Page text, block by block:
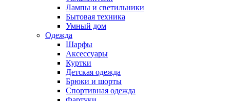
Лампы и светильники
Бытовая техника
Умный дом
Одежда
Шарфы
Аксессуары
Куртки
Детская одежда
Брюки и шорты
Спортивная одежда